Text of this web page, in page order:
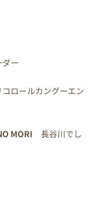
ー
ロールカングーエン
MORI 長谷川でし